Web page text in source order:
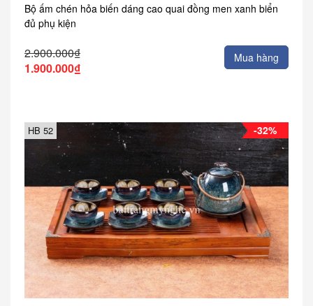
Bộ ấm chén hỏa biến dáng cao quai đồng men xanh biển
đủ phụ kiện
2.900.000₫
1.900.000₫
Mua hàng
-32%
HB 52